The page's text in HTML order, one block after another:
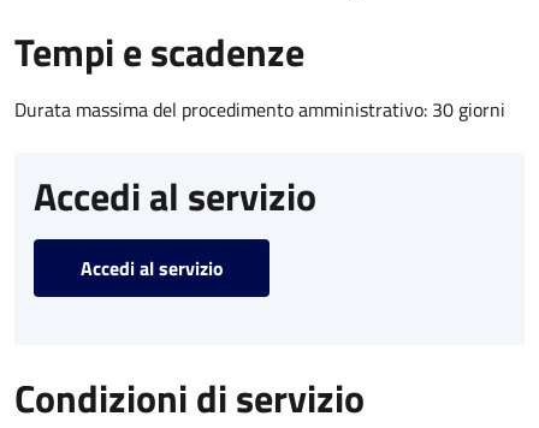
Tempi e scadenze
Durata massima del procedimento amministrativo: 30 giorni
Accedi al servizio
Accedi al servizio
Condizioni di servizio